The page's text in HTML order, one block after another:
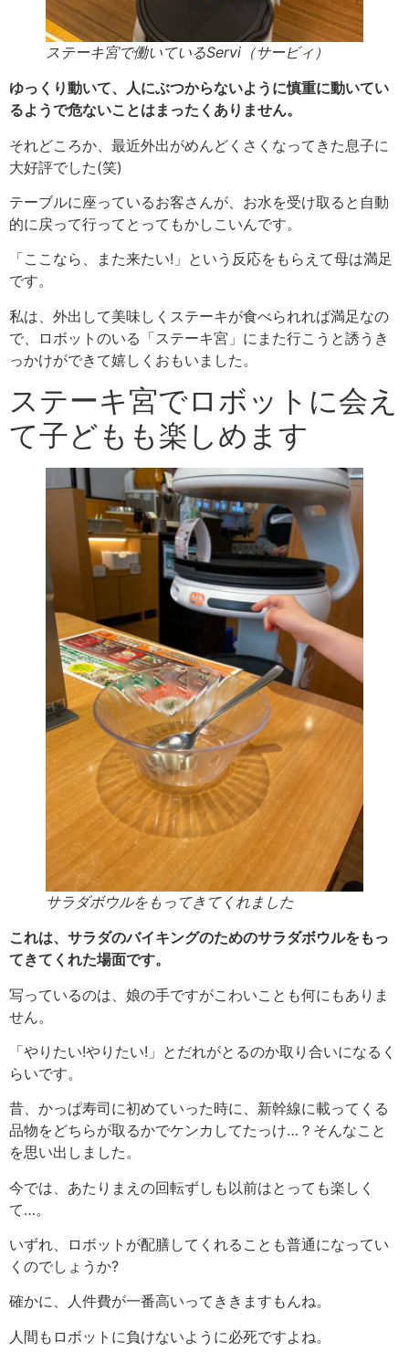
ステーキ宮で働いているServi（サービィ）
ゆっくり動いて、人にぶつからないように慎重に動いてい
るようで危ないことはまったくありません。
それどころか、最近外出がめんどくさくなってきた息子に
大好評でした(笑)
テーブルに座っているお客さんが、お水を受け取ると自動
的に戻って行ってとってもかしこいんです。
「ここなら、また来たい!」という反応をもらえて母は満足
です。
私は、外出して美味しくステーキが食べられれば満足なの
で、ロボットのいる「ステーキ宮」にまた行こうと誘うき
っかけができて嬉しくおもいました。
ステーキ宮でロボットに会え
て子どもも楽しめます
サラダボウルをもってきてくれました
これは、サラダのバイキングのためのサラダボウルをもっ
てきてくれた場面です。
写っているのは、娘の手ですがこわいことも何にもありま
せん。
「やりたい!やりたい!」とだれがとるのか取り合いになるく
らいです。
昔、かっぱ寿司に初めていった時に、新幹線に載ってくる
品物をどちらが取るかでケンカしてたっけ…？そんなこと
を思い出しました。
今では、あたりまえの回転ずしも以前はとっても楽しく
て…。
いずれ、ロボットが配膳してくれることも普通になってい
くのでしょうか?
確かに、人件費が一番高いってききますもんね。
人間もロボットに負けないように必死ですよね。